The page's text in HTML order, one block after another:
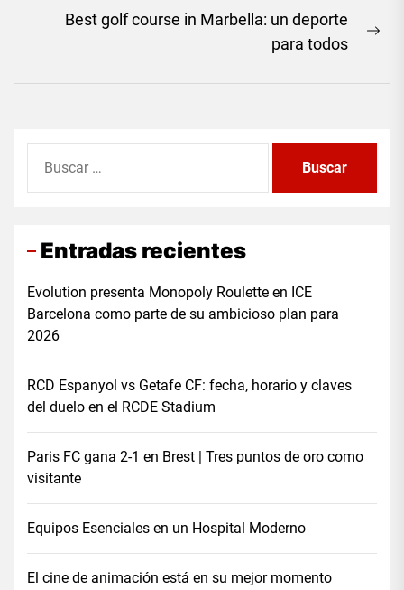
entradas
Best golf course in Marbella: un deporte
para todos
Entradas recientes
Evolution presenta Monopoly Roulette en ICE
Barcelona como parte de su ambicioso plan para
2026
RCD Espanyol vs Getafe CF: fecha, horario y claves
del duelo en el RCDE Stadium
Paris FC gana 2-1 en Brest | Tres puntos de oro como
visitante
Equipos Esenciales en un Hospital Moderno
El cine de animación está en su mejor momento